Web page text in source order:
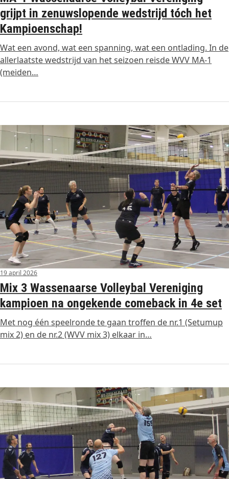
grijpt in zenuwslopende wedstrijd tóch het
Kampioenschap!
Wat een avond, wat een spanning, wat een ontlading. In de
allerlaatste wedstrijd van het seizoen reisde WVV MA‑1
(meiden…
19 april 2026
Mix 3 Wassenaarse Volleybal Vereniging
kampioen na ongekende comeback in 4e set
Met nog één speelronde te gaan troffen de nr.1 (Setumup
mix 2) en de nr.2 (WVV mix 3) elkaar in…